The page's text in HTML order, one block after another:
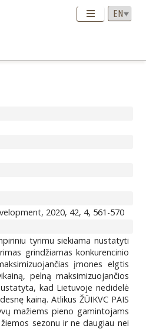
2020, 42, 4, 561-570
tyrimu siekiama nustatyti
grindžiamas konkurencinio
įmones elgtis
pelną maksimizuojančios
kad Lietuvoje nedidelė
kainą. Atlikus ŽŪIKVC PAIS
mažiems pieno gamintojams
sezonu ir ne daugiau nei